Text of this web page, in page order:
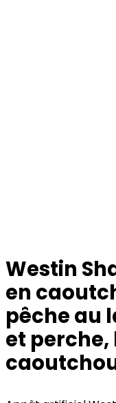
Westin
en
pêche au
et perche,